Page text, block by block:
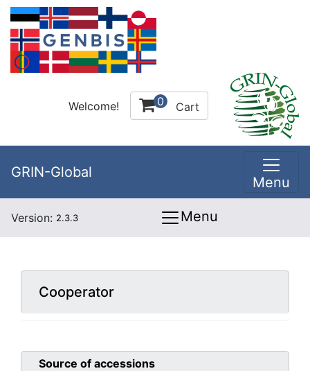
Welcome! 0 Cart
GRIN-Global
Menu
Version: 2.3.3 Menu
Cooperator
Source of accessions